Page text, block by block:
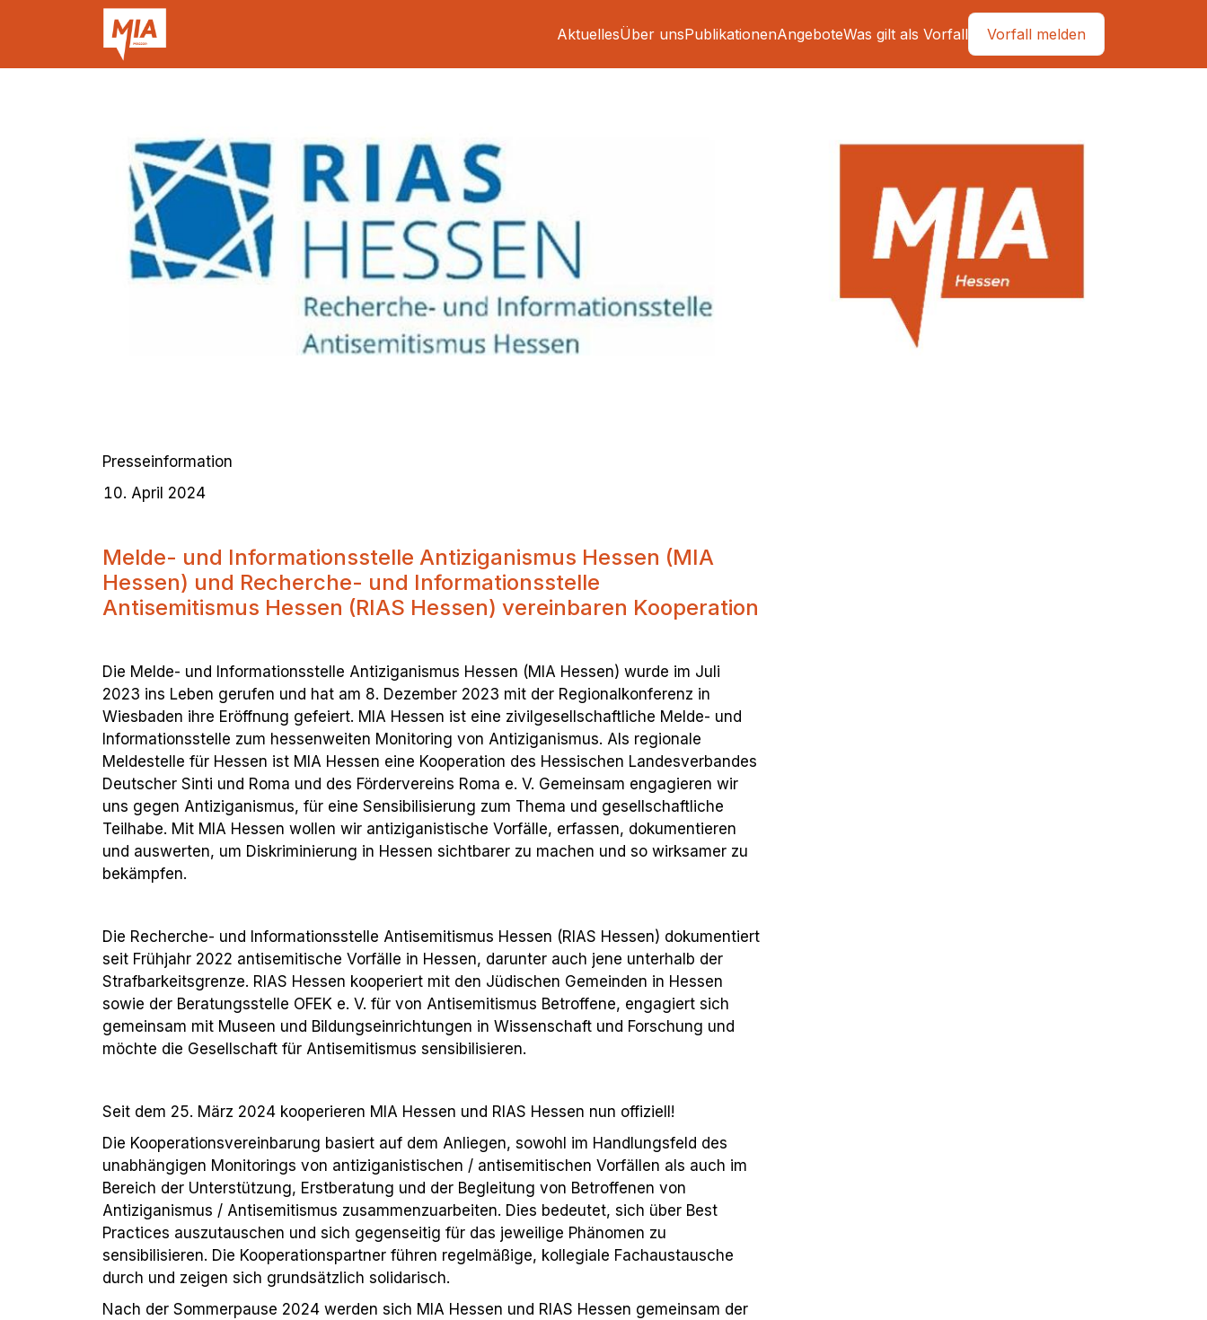
AktuellesÜber unsPublikationenAngeboteWas gilt als Vorfall Vorfall melden
Presseinformation
April 2024
Melde- und Informationsstelle Antiziganismus Hessen (MIA
Hessen) und Recherche- und Informationsstelle
Antisemitismus Hessen (RIAS Hessen) vereinbaren Kooperation
Die Melde- und Informationsstelle Antiziganismus Hessen (MIA Hessen) wurde im Juli
2023 ins Leben gerufen und hat am 8. Dezember 2023 mit der Regionalkonferenz in
Wiesbaden ihre Eröffnung gefeiert. MIA Hessen ist eine zivilgesellschaftliche Melde- und
Informationsstelle zum hessenweiten Monitoring von Antiziganismus. Als regionale
Meldestelle für Hessen ist MIA Hessen eine Kooperation des Hessischen Landesverbandes
Deutscher Sinti und Roma und des Fördervereins Roma e. V. Gemeinsam engagieren wir
uns gegen Antiziganismus, für eine Sensibilisierung zum Thema und gesellschaftliche
Teilhabe. Mit MIA Hessen wollen wir antiziganistische Vorfälle, erfassen, dokumentieren
und auswerten, um Diskriminierung in Hessen sichtbarer zu machen und so wirksamer zu
bekämpfen.
Die Recherche- und Informationsstelle Antisemitismus Hessen (RIAS Hessen) dokumentiert
seit Frühjahr 2022 antisemitische Vorfälle in Hessen, darunter auch jene unterhalb der
Strafbarkeitsgrenze. RIAS Hessen kooperiert mit den Jüdischen Gemeinden in Hessen
sowie der Beratungsstelle OFEK e. V. für von Antisemitismus Betroffene, engagiert sich
gemeinsam mit Museen und Bildungseinrichtungen in Wissenschaft und Forschung und
möchte die Gesellschaft für Antisemitismus sensibilisieren.
Seit dem 25. März 2024 kooperieren MIA Hessen und RIAS Hessen nun offiziell!
Die Kooperationsvereinbarung basiert auf dem Anliegen, sowohl im Handlungsfeld des
unabhängigen Monitorings von antiziganistischen / antisemitischen Vorfällen als auch im
Bereich der Unterstützung, Erstberatung und der Begleitung von Betroffenen von
Antiziganismus / Antisemitismus zusammenzuarbeiten. Dies bedeutet, sich über Best
Practices auszutauschen und sich gegenseitig für das jeweilige Phänomen zu
sensibilisieren. Die Kooperationspartner führen regelmäßige, kollegiale Fachaustausche
durch und zeigen sich grundsätzlich solidarisch.
Nach der Sommerpause 2024 werden sich MIA Hessen und RIAS Hessen gemeinsam der